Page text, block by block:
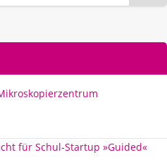
für Schul-Startup »Guided«